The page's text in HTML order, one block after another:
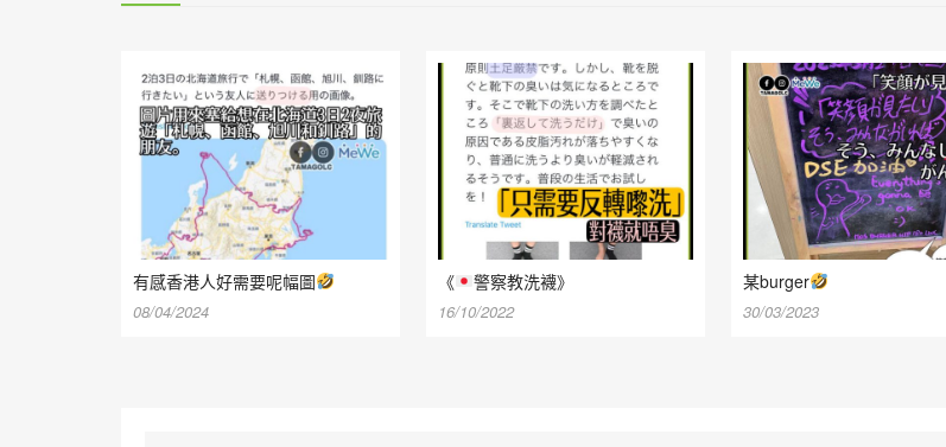
有感香港人好需要呢幅圖
08/04/2024
《 警察教洗襪》
16/10/2022
某burger
30/03/2023